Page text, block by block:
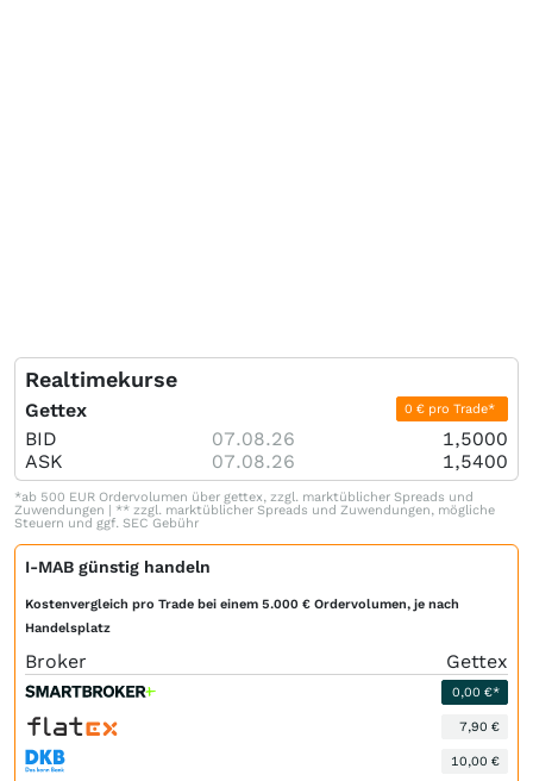
Realtimekurse
Gettex 0 € pro Trade*
BID 07.08.26
1,5000
ASK
07.08.26 1,5400
*ab 500 EUR Ordervolumen über gettex, zzgl. marktüblicher Spreads und
Zuwendungen | ** zzgl. marktüblicher Spreads und Zuwendungen, mögliche
Steuern und ggf. SEC Gebühr
I-MAB günstig handeln
Kostenvergleich pro Trade bei einem 5.000 € Ordervolumen, je nach
Handelsplatz
Broker Gettex
0,00 €*
7,90 €
10,00 €